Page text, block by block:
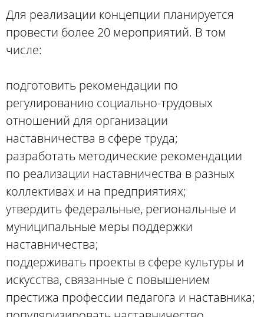
Для реализации концепции планируется
провести более 20 мероприятий. В том
числе:
подготовить рекомендации по
регулированию социально-трудовых
отношений для организации
наставничества в сфере труда;
разработать методические рекомендации
по реализации наставничества в разных
коллективах и на предприятиях;
утвердить федеральные, региональные и
муниципальные меры поддержки
наставничества;
поддерживать проекты в сфере культуры и
искусства, связанные с повышением
престижа профессии педагога и наставника;